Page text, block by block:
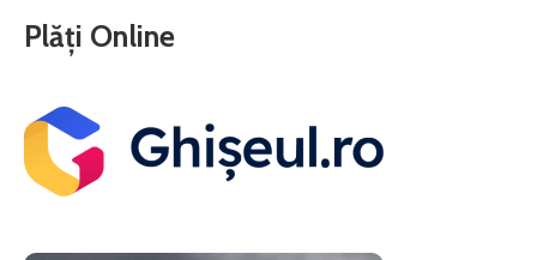
Plăți Online